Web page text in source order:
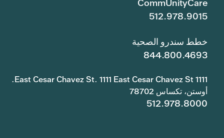
CommUnityCare
512.978.9015
خطط سندرو الصحية
844.800.4693
1111 East Cesar Chavez St. 1111 East Cesar Chavez St.
أوستن، تكساس 78702
512.978.8000